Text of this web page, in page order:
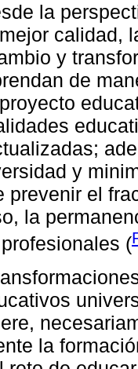
la
calidad,
y
de
y
prevenir el
la
(
la